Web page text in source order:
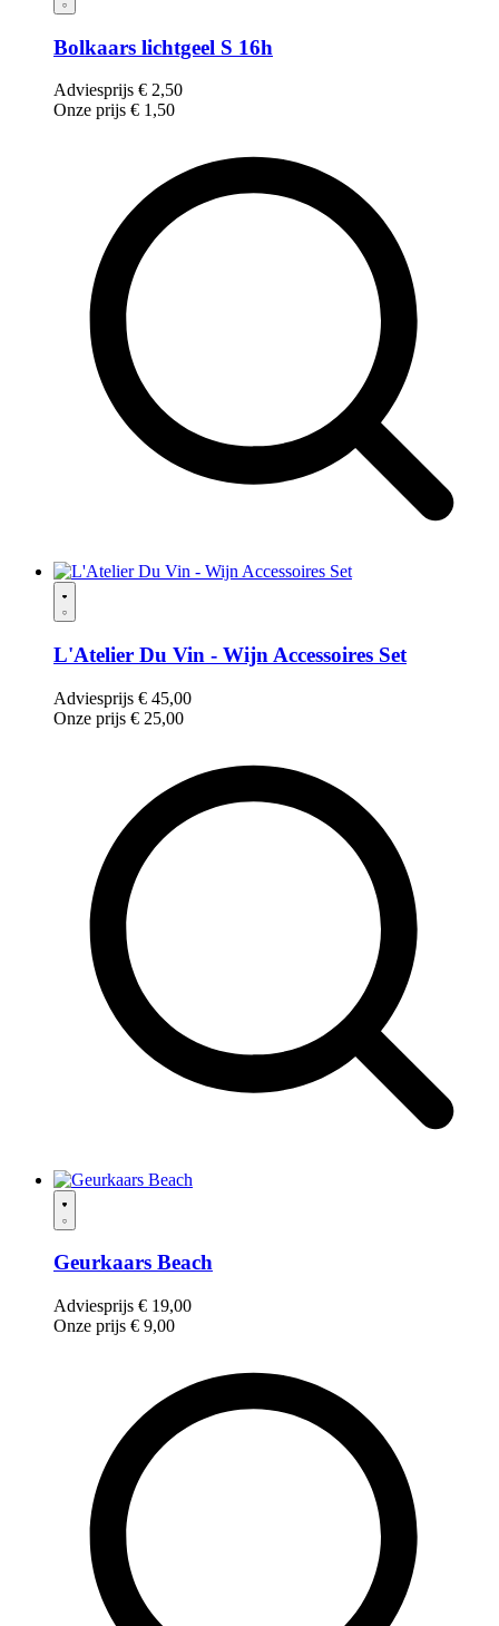
Bolkaars lichtgeel S 16h
Adviesprijs € 2,50
Onze prijs € 1,50
L'Atelier Du Vin - Wijn Accessoires Set
Adviesprijs € 45,00
Onze prijs € 25,00
Geurkaars Beach
Adviesprijs € 19,00
Onze prijs € 9,00